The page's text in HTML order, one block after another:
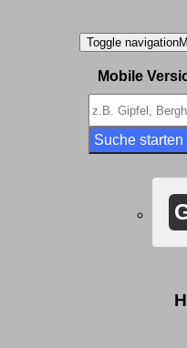
Toggle navigation
Mobile
Suche starten